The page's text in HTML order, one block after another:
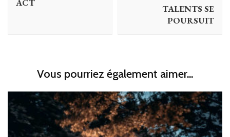
ACT
TALENTS SE
POURSUIT
Vous pourriez également aimer...